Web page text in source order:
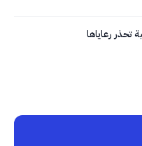
تحذر رعاياها